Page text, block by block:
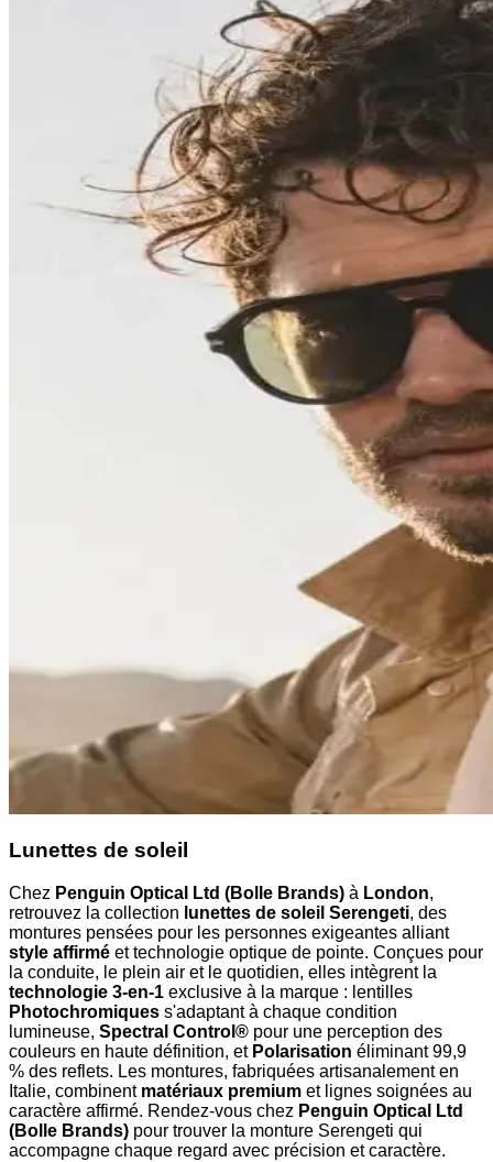
Lunettes de soleil
Chez Penguin Optical Ltd (Bolle Brands) à London,
retrouvez la collection lunettes de soleil Serengeti, des
montures pensées pour les personnes exigeantes alliant
style affirmé et technologie optique de pointe. Conçues pour
la conduite, le plein air et le quotidien, elles intègrent la
technologie 3-en-1 exclusive à la marque : lentilles
Photochromiques s'adaptant à chaque condition
lumineuse, Spectral Control® pour une perception des
couleurs en haute définition, et Polarisation éliminant 99,9
% des reflets. Les montures, fabriquées artisanalement en
Italie, combinent matériaux premium et lignes soignées au
caractère affirmé. Rendez-vous chez Penguin Optical Ltd
(Bolle Brands) pour trouver la monture Serengeti qui
accompagne chaque regard avec précision et caractère.